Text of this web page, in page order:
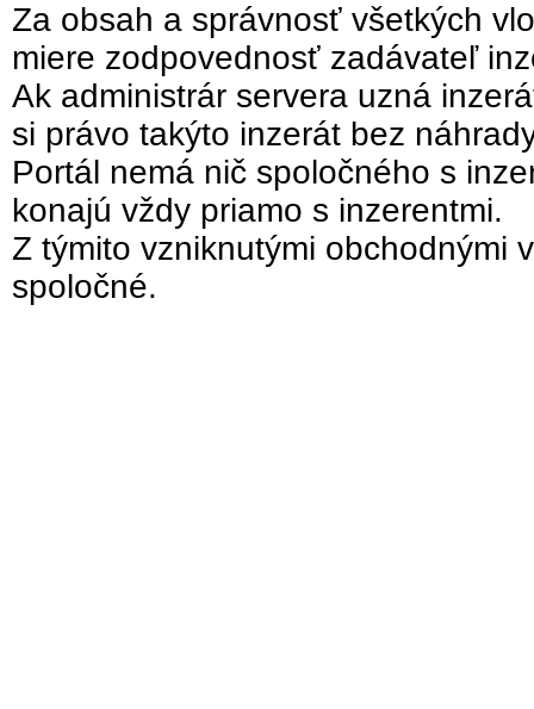
Za obsah a správnosť všetkých
miere zodpovednosť zadávateľ
Ak administrár servera uzná
si právo takýto inzerát bez
Portál nemá nič spoločného s
konajú vždy priamo s inzerentmi.
Z týmito vzniknutými obchodnými
spoločné.